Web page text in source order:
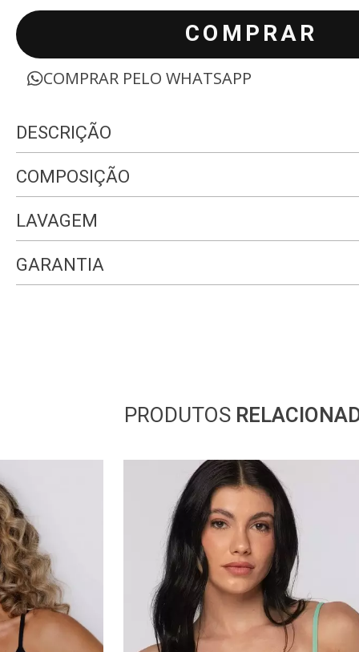
COMPRAR
COMPRAR PELO WHATSAPP
DESCRIÇÃO
Medidas da modelo:
•Altura: 159cm
• Busto: 87cm
Cintura: 68cm
Quadril: 102cm
COMPOSIÇÃO
LAVAGEM
GARANTIA
PRODUTOS